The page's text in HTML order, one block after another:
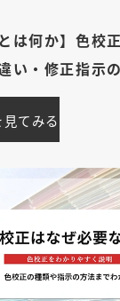
は何か】色校
い・修正指示
てみる